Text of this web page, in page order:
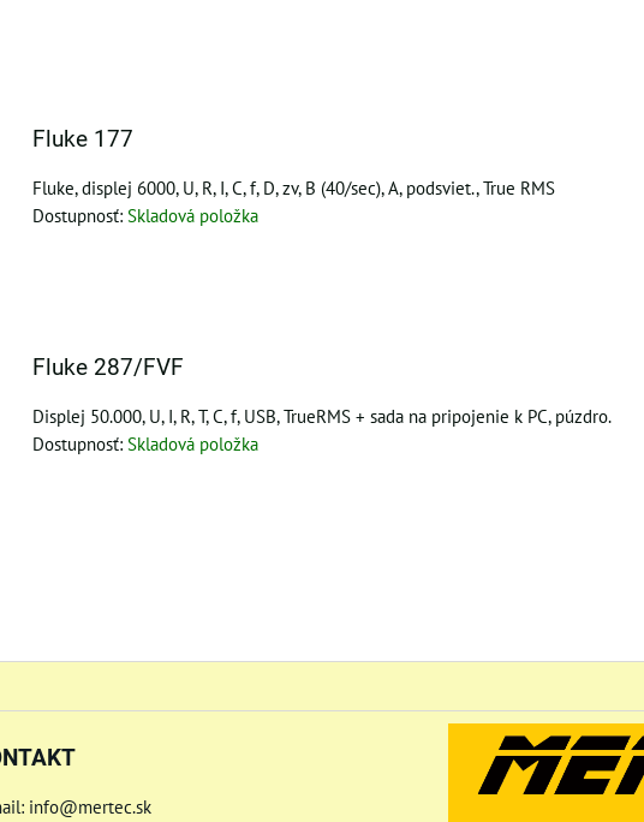
Fluke 177
Fluke, displej 6000, U, R, I, C, f, D, zv, B (40/sec), A, podsviet., True RMS
Dostupnosť: Skladová položka
Fluke 287/FVF
Displej 50.000, U, I, R, T, C, f, USB, TrueRMS + sada na pripojenie k PC, púzdro.
Dostupnosť: Skladová položka
info@mertec.sk